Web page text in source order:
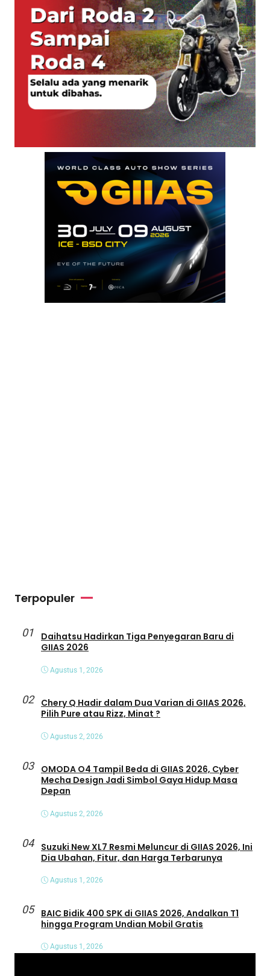
Terpopuler
01
Daihatsu Hadirkan Tiga Penyegaran Baru di
GIIAS 2026
Agustus 1, 2026
02
Chery Q Hadir dalam Dua Varian di GIIAS 2026,
Pilih Pure atau Rizz, Minat ?
Agustus 2, 2026
03
OMODA O4 Tampil Beda di GIIAS 2026, Cyber
Mecha Design Jadi Simbol Gaya Hidup Masa
Depan
Agustus 2, 2026
04
Suzuki New XL7 Resmi Meluncur di GIIAS 2026, Ini
Dia Ubahan, Fitur, dan Harga Terbarunya
Agustus 1, 2026
05
BAIC Bidik 400 SPK di GIIAS 2026, Andalkan T1
hingga Program Undian Mobil Gratis
Agustus 1, 2026